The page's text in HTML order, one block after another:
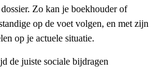
Zo kan je boekhouder of
op de voet volgen, en met zijn
op je actuele situatie.
de juiste sociale bijdragen